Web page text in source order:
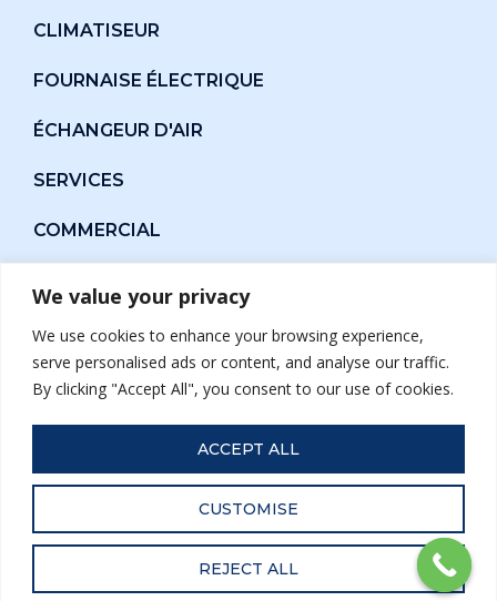
We value your privacy
We use cookies to enhance your browsing experience,
serve personalised ads or content, and analyse our traffic.
By clicking "Accept All", you consent to our use of cookies.
CUSTOMISE
REJECT ALL
ACCEPT ALL
CLIMATISEUR
FOURNAISE ÉLECTRIQUE
ÉCHANGEUR D'AIR
SERVICES
COMMERCIAL
GUIDE D'ACHAT
SUBVENTIONS
FINANCEMENT
2025 © Groupe Énergie Solution | Conception et
référencement web par Netleaf